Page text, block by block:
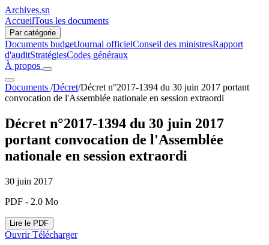
Archives.sn
AccueilTous les documents
Par catégorie
Documents budgetJournal officielConseil des ministresRapport
d'auditStratégiesCodes généraux
À propos
Documents /Décret/Décret n°2017-1394 du 30 juin 2017 portant
convocation de l'Assemblée nationale en session extraordi
Décret n°2017-1394 du 30 juin 2017
portant convocation de l'Assemblée
nationale en session extraordi
30 juin 2017
PDF - 2.0 Mo
Lire le PDF
OuvrirTélécharger